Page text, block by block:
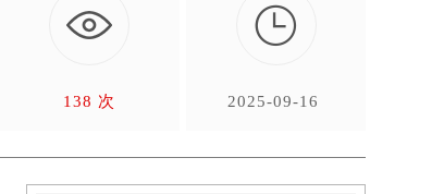
138 次

2025-09-16